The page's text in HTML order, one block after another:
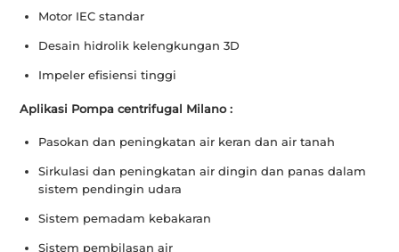
Motor IEC standar
Desain hidrolik kelengkungan 3D
Impeler efisiensi tinggi
Aplikasi Pompa centrifugal Milano :
Pasokan dan peningkatan air keran dan air tanah
Sirkulasi dan peningkatan air dingin dan panas dalam
sistem pendingin udara
Sistem pemadam kebakaran
Sistem pembilasan air